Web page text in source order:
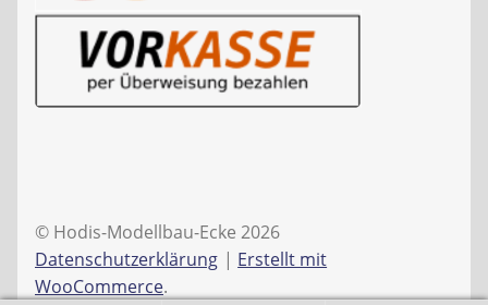
© Hodis-Modellbau-Ecke 2026
Datenschutzerklärung
Erstellt mit
WooCommerce.